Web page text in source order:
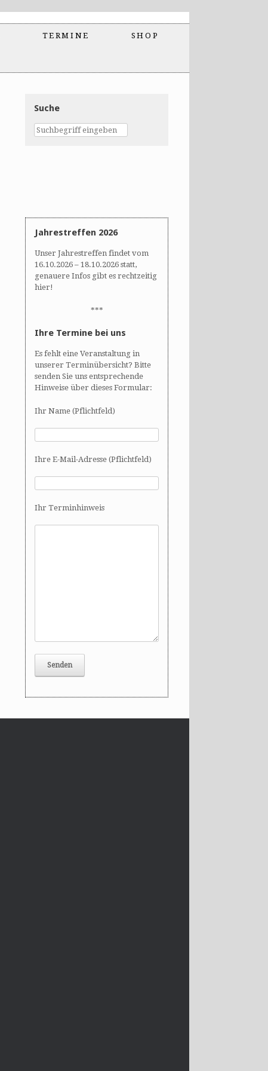
TERMINE SHOP
Suche
Jahrestreffen 2026
Unser Jahrestreffen findet vom
16.10.2026 – 18.10.2026 statt,
genauere Infos gibt es rechtzeitig
hier!
***
Ihre Termine bei uns
Es fehlt eine Veranstaltung in
unserer Terminübersicht? Bitte
senden Sie uns entsprechende
Hinweise über dieses Formular:
Ihr Name (Pflichtfeld)
Ihre E-Mail-Adresse (Pflichtfeld)
Ihr Terminhinweis